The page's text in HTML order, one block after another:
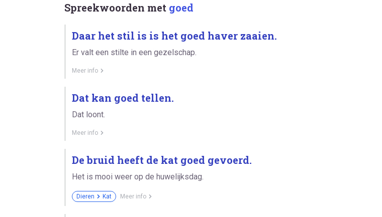
Spreekwoorden met goed
Daar het stil is is het goed haver zaaien.
Er valt een stilte in een gezelschap.
Meer info
Dat kan goed tellen.
Dat loont.
Meer info
De bruid heeft de kat goed gevoerd.
Het is mooi weer op de huwelijksdag.
Dieren Kat Meer info